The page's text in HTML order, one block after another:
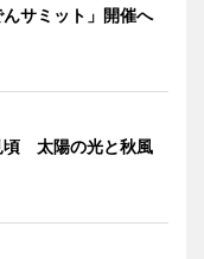
サミット」開催へ
頃 太陽の光と秋風